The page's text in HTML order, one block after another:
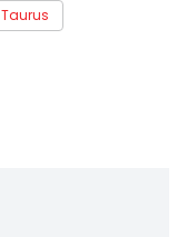
Taurus